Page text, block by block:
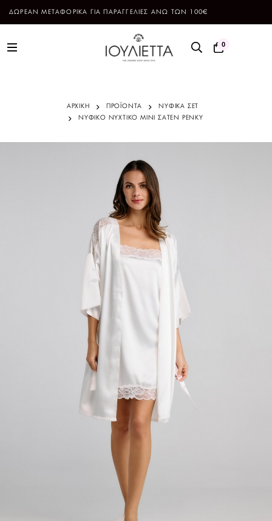
ΔΩΡΕΑΝ ΜΕΤΑΦΟΡΙΚΑ ΓΙΑ ΠΑΡΑΓΓΕΛΙΕΣ ΑΝΩ ΤΩΝ 100€
0
ΑΡΧΙΚΗ ΠΡΟΪΌΝΤΑ
ΝΥΦΙΚΑ ΣΕΤ
ΝΥΦΙΚΟ ΝΥΧΤΙΚΟ MINI ΣΑΤΕΝ PENKY